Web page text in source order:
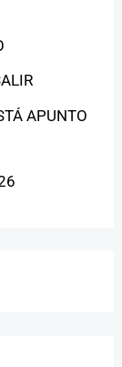
APUNTO